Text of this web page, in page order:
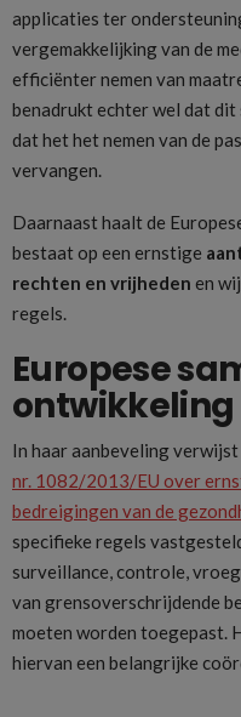
applicaties ter
vergemakkelijking van de
efficiënter nemen van
benadrukt echter wel dat
dat het het nemen van de
vervangen.
Daarnaast haalt de
bestaat op een ernstige
rechten en vrijheden en
regels.
Europese
In haar aanbeveling
nr. 1082/2013/EU over
bedreigingen van de
specifieke regels
surveillance, controle,
van grensoverschrijdende
moeten worden toegepast.
hiervan een belangrijke